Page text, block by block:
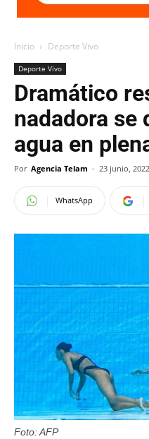
Inicio Deporte Vivo
Deporte Vivo
Dramático
nadadora se
agua en
Por Agencia Telam - 23 junio, 2022
WhatsApp
Foto: AFP